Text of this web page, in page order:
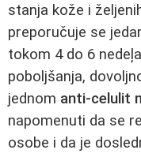
stanja kože i
preporučuje se
tokom 4 do 6
poboljšanja,
jednom anti-celulit
napomenuti da se
osobe i da je